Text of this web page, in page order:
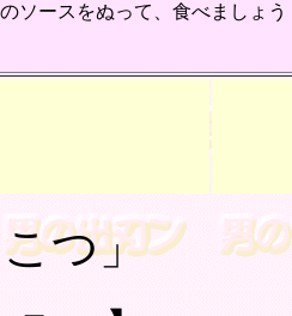
ソースをぬって、食べましょう
つ」